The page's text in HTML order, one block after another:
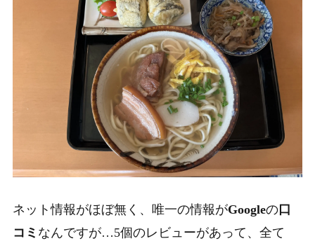
ネット情報がほぼ無く、唯一の情報がGoogleの口
コミ なんですが…5個のレビューがあって、全て